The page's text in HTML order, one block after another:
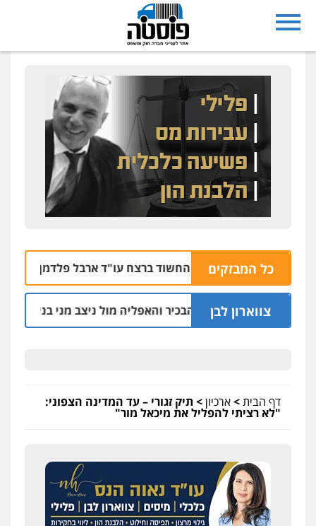
כל המבזקיםהחשוד ברצח עו"ד ארבל פלדמן טען לרקע נפשי
צווארון לבן
הקצין הבכיר והאפליה מול ניצב מני בנימין בתיק נצרת
דף הבית>ארכיון> תיק זגורי – עד המדינה הצפוני:
"לא רציתי להפליל את מיכאל מור"